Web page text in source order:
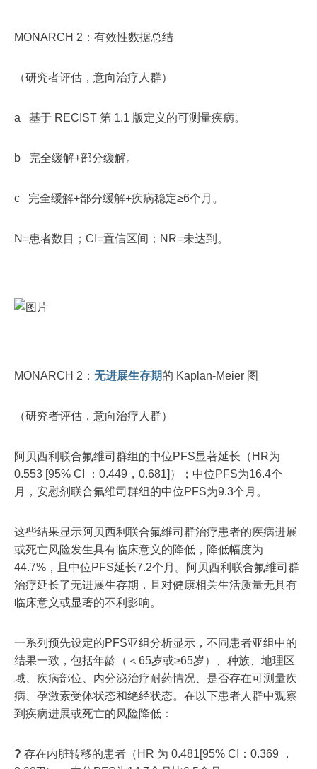
MONARCH 2：有效性数据总结
（研究者评估，意向治疗人群）
a 基于 RECIST 第 1.1 版定义的可测量疾病。
b 完全缓解+部分缓解。
c 完全缓解+部分缓解+疾病稳定≥6个月。
N=患者数目；CI=置信区间；NR=未达到。
MONARCH 2： 无进展生存期的 Kaplan-Meier 图
（研究者评估，意向治疗人群）
阿贝西利联合氟维司群组的中位PFS显著延长（HR为
0.553 [95% CI ：0.449，0.681]）；中位PFS为16.4个
月，安慰剂联合氟维司群组的中位PFS为9.3个月。
这些结果显示阿贝西利联合氟维司群治疗患者的疾病进展
或死亡风险发生具有临床意义的降低，降低幅度为
44.7%，且中位PFS延长7.2个月。阿贝西利联合氟维司群
治疗延长了无进展生存期，且对健康相关生活质量无具有
临床意义或显著的不利影响。
一系列预先设定的PFS亚组分析显示，不同患者亚组中的
结果一致，包括年龄（＜65岁或≥65岁）、种族、地理区
域、疾病部位、内分泌治疗耐药情况、是否存在可测量疾
病、孕激素受体状态和绝经状态。在以下患者人群中观察
到疾病进展或死亡的风险降低：
? 存在内脏转移的患者（HR 为 0.481[95% CI：0.369 ，